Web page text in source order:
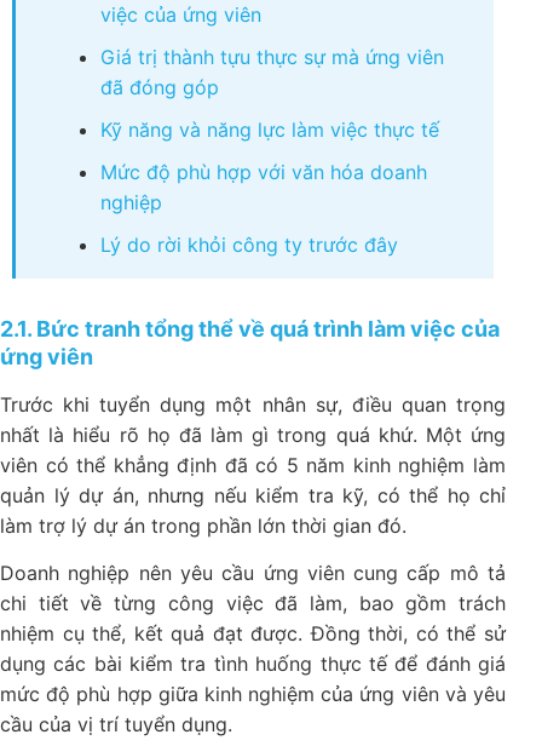
việc của ứng viên
Giá trị thành tựu thực sự mà ứng viên
đã đóng góp
Kỹ năng và năng lực làm việc thực tế
Mức độ phù hợp với văn hóa doanh
nghiệp
Lý do rời khỏi công ty trước đây
2.1. Bức tranh tổng thể về quá trình làm việc của
ứng viên
Trước khi tuyển dụng một nhân sự, điều quan trọng
nhất là hiểu rõ họ đã làm gì trong quá khứ. Một ứng
viên có thể khẳng định đã có 5 năm kinh nghiệm làm
quản lý dự án, nhưng nếu kiểm tra kỹ, có thể họ chỉ
làm trợ lý dự án trong phần lớn thời gian đó.
Doanh nghiệp nên yêu cầu ứng viên cung cấp mô tả
chi tiết về từng công việc đã làm, bao gồm trách
nhiệm cụ thể, kết quả đạt được. Đồng thời, có thể sử
dụng các bài kiểm tra tình huống thực tế để đánh giá
mức độ phù hợp giữa kinh nghiệm của ứng viên và yêu
cầu của vị trí tuyển dụng.